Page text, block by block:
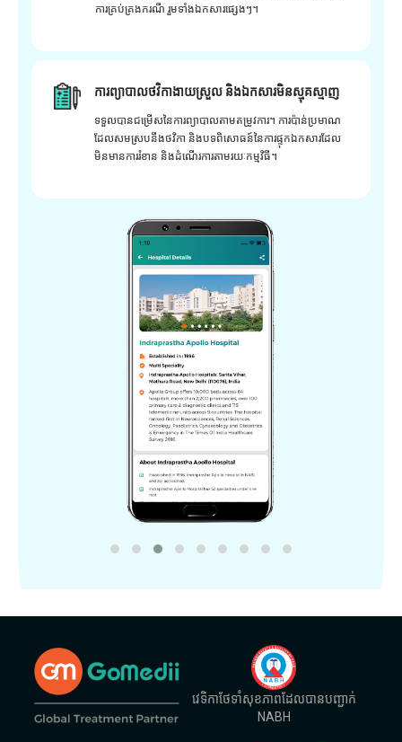
ការគ្រប់គ្រងករណី រួមទាំងឯកសារផ្សេងៗ។
ការព្យាបាលថវិកាងាយស្រួល និងឯកសារមិនស្មុគស្មាញ
ទទួលបានជម្រើសនៃការព្យាបាលតាមតម្រូវការ។ ការប៉ាន់ប្រមាណ
ដែលសមស្របនឹងថវិកា និងបទពិសោធន៍នៃការផ្ទុកឯកសារដែល
មិនមានការរំខាន និងដំណើរការតាមរយៈកម្មវិធី។
វេទិកាថែទាំសុខភាពដែលបានបញ្ជាក់
NABH